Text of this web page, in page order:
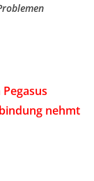
nehmt